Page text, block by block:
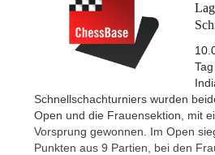
Schnellschachturniers wurden
Open und die Frauensektion, mit
Vorsprung gewonnen. Im Open
Punkten aus 9 Partien, bei den